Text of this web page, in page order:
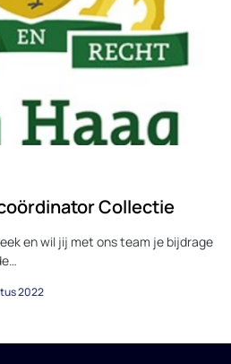
Collectie
en wil jij met ons team je bijdrage
2022